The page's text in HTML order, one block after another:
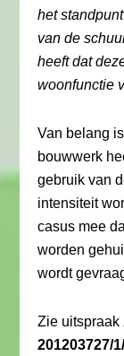
het
van de
heeft dat
woonfunctie
Van belang
bouwwerk
gebruik van
intensiteit
casus mee
worden
wordt
Zie uitspraak
201203727/